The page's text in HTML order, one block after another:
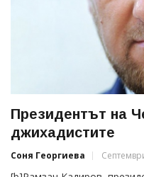
Президентът на
джихадистите
Соня Георгиева